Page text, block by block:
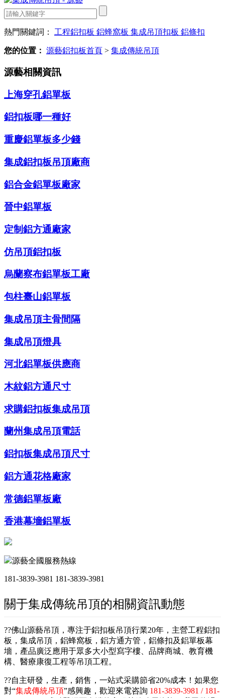
熱門關鍵詞： 工程鋁扣板 鋁蜂窩板 集成吊頂扣板 鋁條扣
您的位置： 源藝鋁扣板首頁 > 集成傳統吊頂
源藝相關資訊
上海穿孔鋁單板
鋁扣板哪一種好
重慶鋁單板多少錢
集成鋁扣板吊頂廠商
鋁合金鋁單板廠家
晉中鋁單板
定制鋁方通廠家
仿吊頂鋁扣板
烏蘭察布鋁單板工廠
包柱臺山鋁單板
集成吊頂主骨間隔
集成吊頂燈具
河北鋁單板供應商
木紋鋁方通尺寸
求購鋁扣板集成吊頂
蘭州集成吊頂電話
鋁扣板集成吊頂尺寸
鋁方通花格廠家
常德鋁單板廠
香港幕墻鋁單板
源藝全國服務熱線
181-3839-3981 181-3839-3981
關于集成傳統吊頂的相關資訊動態
??佛山源藝吊頂，專注于鋁扣板吊頂行業20年，主營工程鋁扣
板，集成吊頂，鋁蜂窩板，鋁方通方管，鋁條扣及鋁單板幕
墻，產品廣泛應用于眾多大小型寫字樓、品牌商城、教育機
構、醫療康復工程等吊頂工程。
??自主研發，生產，銷售，一站式采購節省20%成本！如果您
對“集成傳統吊頂”感興趣，歡迎來電咨詢 181-3839-3981 / 181-